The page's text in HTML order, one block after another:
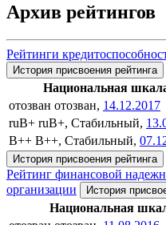
Архив рейтингов
Рейтинги
История присвоения рейтинга
Национальная
отозван отозван, 14.12.2017
ruB+ ruB+, Стабильный,
B++ B++, Стабильный,
История присвоения рейтинга
Рейтинг финансовой
организации
История
Национальная